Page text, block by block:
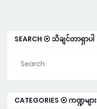
SEARCH ⦿ သိချင်တာရှာပါ
CATEGORIES ⦿ ကဏ္ဍများ